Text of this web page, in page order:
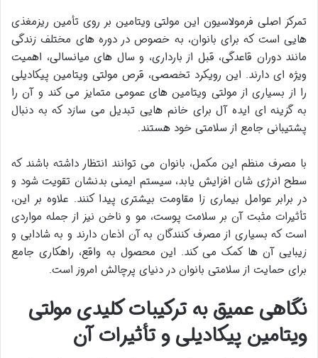
تمرکز اصلی فرمولاسیون این مولتی ویتامین بر روی تأمین ریزمغذی
هایی است که برای بانوان، به خصوص در دوره های مختلف زندگی
مانند دوران قاعدگی، قبل از بارداری، و سال های میانسالی، اهمیت
ویژه ای دارند. این رویکرد تخصصی، قرص مولتی ویتامین پیکادیلی
را از بسیاری از مولتی ویتامین های عمومی متمایز می کند و آن را
به گزینه ای ایده آل برای خانم هایی تبدیل می سازد که به دنبال
پشتیبانی جامع از سلامتی خود هستند.
با مصرف منظم این مکمل، بانوان می توانند انتظار داشته باشند که
سطح انرژی شان افزایش یابد، سیستم ایمنی بدنشان تقویت شود و
در برابر عوامل بیماری زا مقاومت بیشتری پیدا کنند. علاوه بر این،
تأثیرات مثبت آن بر سلامت پوست، مو و ناخن نیز از جمله مواردی
است که بسیاری از مصرف کنندگان به آن اذعان دارند و به شادابی و
زیبایی آن ها کمک می کند. این محصول به واقع، راهکاری جامع
برای حمایت از سلامتی بانوان در دنیای پرچالش امروز است.
نگاهی عمیق به ترکیبات کلیدی مولتی
ویتامین پیکادیلی و تأثیرات آن